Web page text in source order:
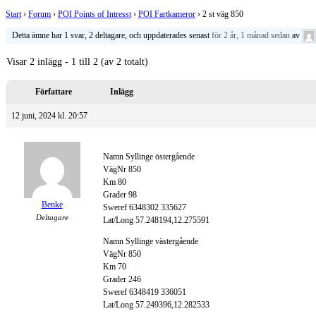
Start › Forum › POI Points of Intresst › POI Fartkameror › 2 st väg 850
Detta ämne har 1 svar, 2 deltagare, och uppdaterades senastför 2 år, 1 månad sedan av
Visar 2 inlägg - 1 till 2 (av 2 totalt)
Författare Inlägg
12 juni, 2024 kl. 20:57
Benke
Deltagare
Namn Syllinge östergående
VägNr 850
Km 80
Grader 98
Sweref 6348302 335627
Lat/Long 57.248194,12.275591
Namn Syllinge västergående
VägNr 850
Km 70
Grader 246
Sweref 6348419 336051
Lat/Long 57.249396,12.282533